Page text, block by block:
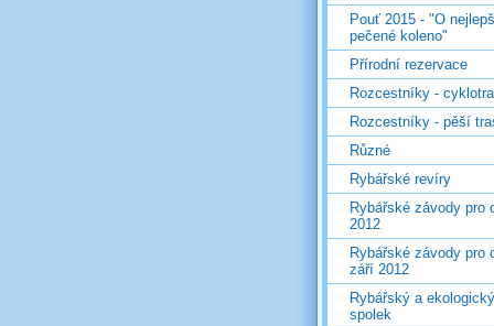
Pouť 2015 - "O
pečené koleno"
Přírodní rezervace
Rozcestníky -
Rozcestníky - pěší
Různé
Rybářské revíry
Rybářské závody pro
2012
Rybářské závody pro
září 2012
Rybářský a ekologický
spolek